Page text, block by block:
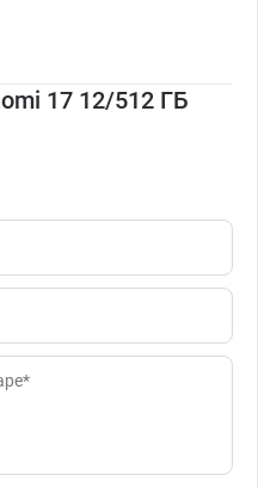
17 12/512 ГБ